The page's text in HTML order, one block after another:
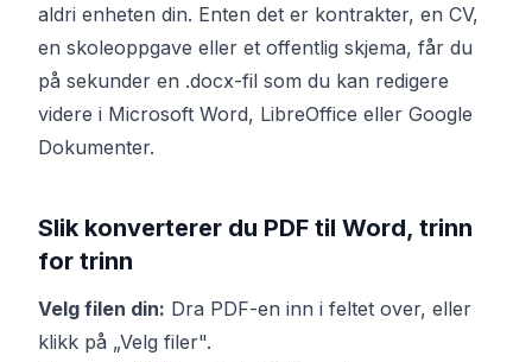
aldri enheten din. Enten det er kontrakter, en CV,
en skoleoppgave eller et offentlig skjema, får du
på sekunder en .docx-fil som du kan redigere
videre i Microsoft Word, LibreOffice eller Google
Dokumenter.
Slik konverterer du PDF til Word, trinn
for trinn
Velg filen din: Dra PDF-en inn i feltet over, eller
klikk på „Velg filer".